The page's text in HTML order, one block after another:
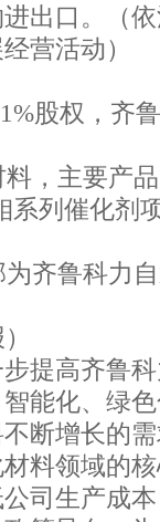
出口。（
营活动）
股权，齐
，主要产
系列催化剂
齐鲁科力
提高齐鲁
能化、绿
断增长的
料领域的
司生产成